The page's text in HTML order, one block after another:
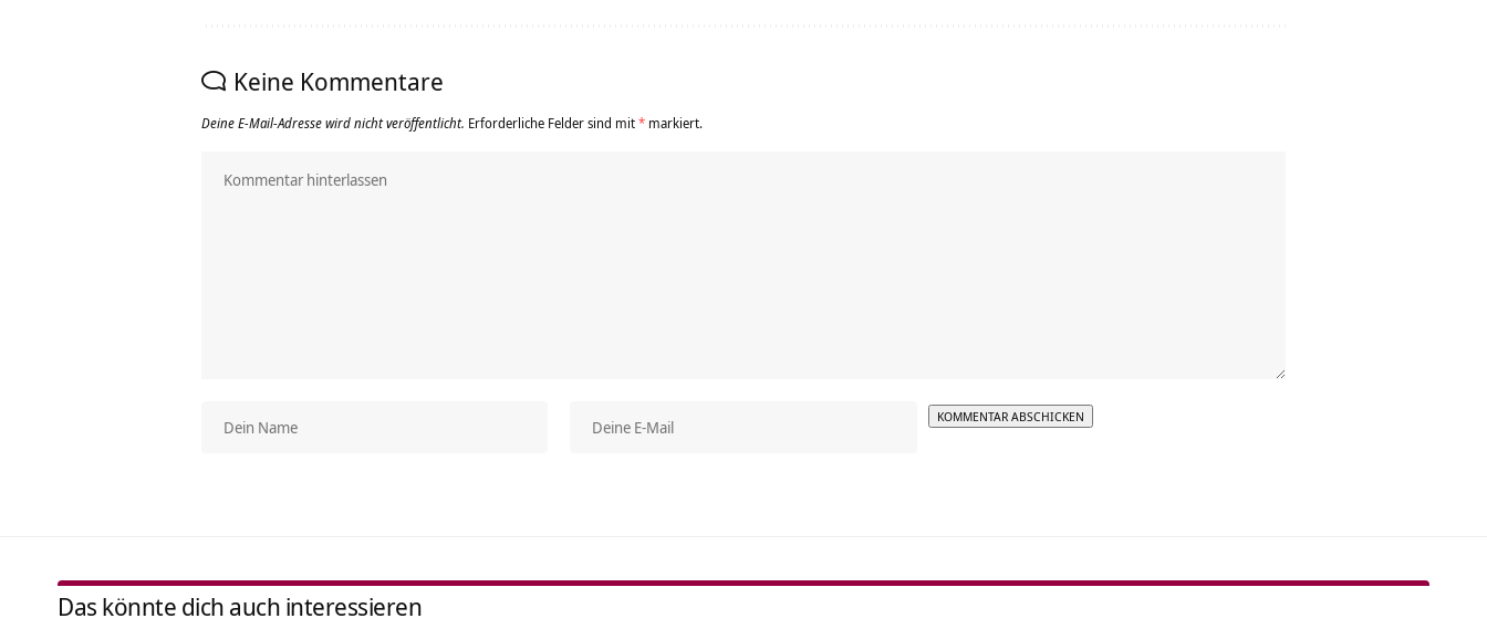
Keine Kommentare
Deine E-Mail-Adresse wird nicht veröffentlicht. Erforderliche Felder sind mit* markiert.
Das könnte dich auch interessieren